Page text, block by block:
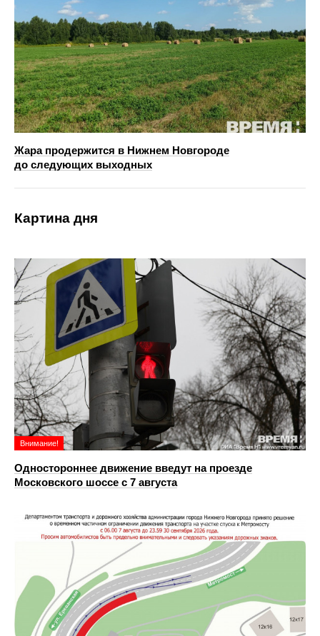
Жара продержится в Нижнем Новгороде
до следующих выходных
Картина дня
Внимание!
Одностороннее движение введут на проезде
Московского шоссе с 7 августа